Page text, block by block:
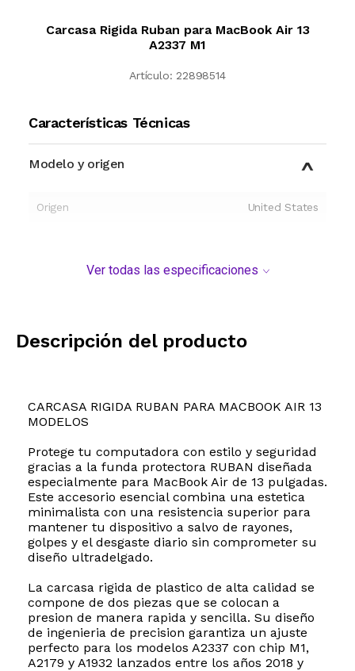
Carcasa Rigida Ruban para MacBook Air 13
A2337 M1
Artículo: 22898514
Características Técnicas
Modelo y origen
Origen United States
Ver todas las especificaciones
Descripción del producto
CARCASA RIGIDA RUBAN PARA MACBOOK AIR 13
MODELOS
Protege tu computadora con estilo y seguridad
gracias a la funda protectora RUBAN diseñada
especialmente para MacBook Air de 13 pulgadas.
Este accesorio esencial combina una estetica
minimalista con una resistencia superior para
mantener tu dispositivo a salvo de rayones,
golpes y el desgaste diario sin comprometer su
diseño ultradelgado.
La carcasa rigida de plastico de alta calidad se
compone de dos piezas que se colocan a
presion de manera rapida y sencilla. Su diseño
de ingenieria de precision garantiza un ajuste
perfecto para los modelos A2337 con chip M1,
A2179 y A1932 lanzados entre los años 2018 y